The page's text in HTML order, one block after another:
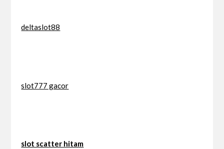
deltaslot88
slot777 gacor
slot scatter hitam